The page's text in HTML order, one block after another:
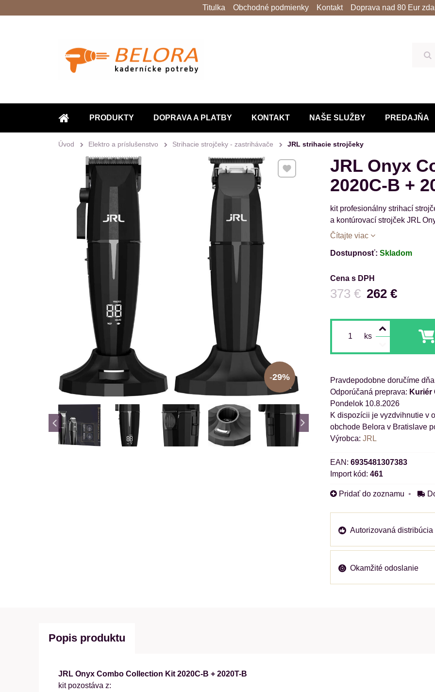
ÚVOD
PRODUKTY DOPRAVA A PLATBY KONTAKT NAŠE SLUŽBY PREDAJŇA
Titulka Obchodné podmienky Kontakt Doprava nad 80 Eur
Úvod Elektro a príslušenstvo Strihacie strojčeky - zastrihávače JRL strihacie strojčeky
JRL Onyx
2020C-B +
kit profesionálny strihací
a kontúrovací strojček JRL
Čítajte viac
29%
Pridať k Obľúbeným
Dostupnosť: Skladom
Cena s DPH
262 €
Pred zľavou:
373 €
ks
Pravdepodobne doručíme
Kuriér
Pondelok10.8.2026
obchode Belora v Bratislave
Výrobca: JRL
EAN: 6935481307383
Import kód: 461
Pridať do zoznamu
Autorizovaná distribúcia
Okamžité odoslanie
Popis produktu
JRL Onyx Combo Collection Kit 2020C-B + 2020T-B
kit pozostáva z: